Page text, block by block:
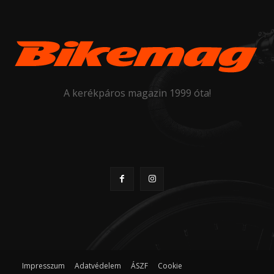
A kerékpáros magazin 1999 óta!
Impresszum Adatvédelem ÁSZF
Cookie